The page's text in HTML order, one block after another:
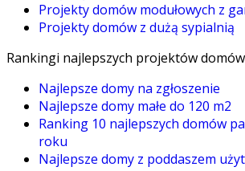
Projekty domów modułowych z
Projekty domów z dużą sypialnią
Rankingi najlepszych projektów domów
Najlepsze domy na zgłoszenie
Najlepsze domy małe do 120 m2
Ranking 10 najlepszych domów
roku
Najlepsze domy z poddaszem